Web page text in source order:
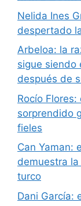
Nelida Ines
despertado
Arbeloa: la
sigue siendo
después de
Rocío
sorprendido
fieles
Can Yaman:
demuestra
turco
Dani García: